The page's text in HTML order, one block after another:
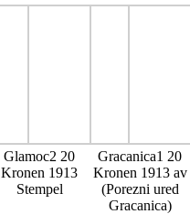
Glamoc2 20
Kronen 1913
Stempel
Gracanica1 20
Kronen 1913 av
(Porezni ured
Gracanica)